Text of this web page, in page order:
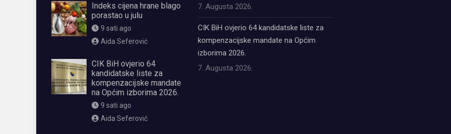
Indeks cijena hrane blago
porastao u julu
9 sati ago
Aida Seferović
CIK BiH ovjerio 64
kandidatske liste za
kompenzacijske mandate
na Općim izborima 2026.
9 sati ago
Aida Seferović
7. Augusta 2026.
CIK BiH ovjerio 64 kandidatske liste za
kompenzacijske mandate na Općim
izborima 2026.
7. Augusta 2026.